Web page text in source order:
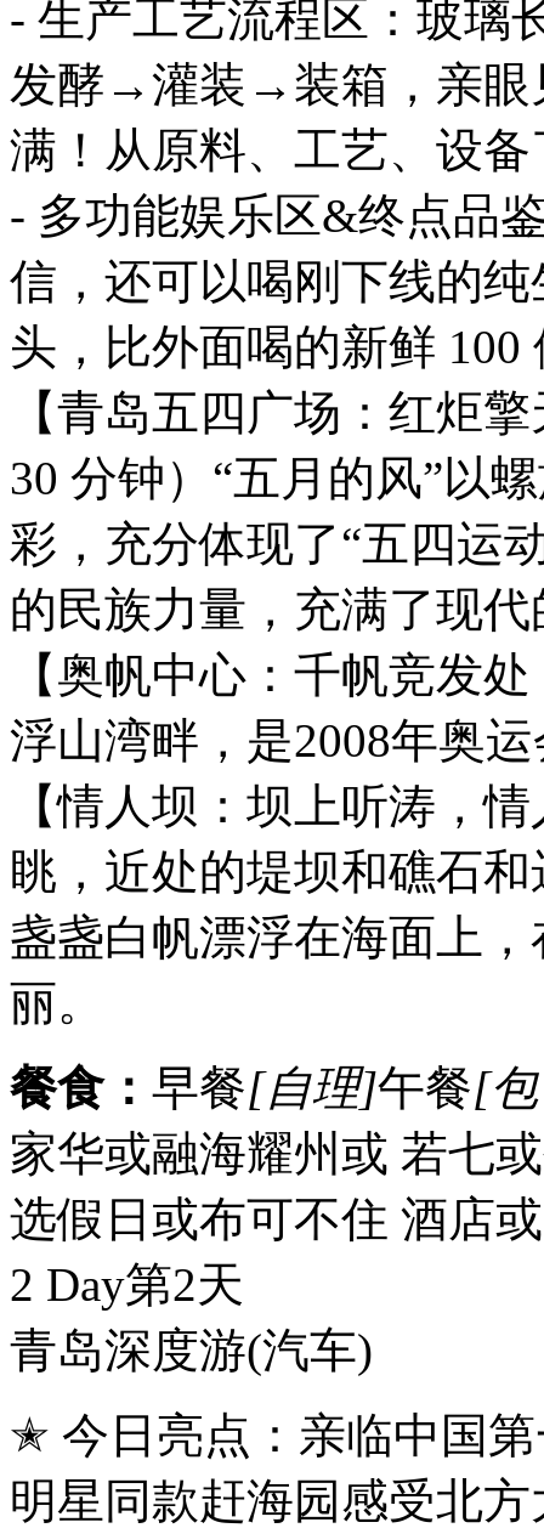
- 生产工艺流程区：玻璃
发酵→灌装→装箱，亲眼
满！从原料、工艺、设
- 多功能娱乐区&终点品
信，还可以喝刚下线的
头，比外面喝的新鲜 100
【青岛五四广场：红炬
30 分钟）“五月的风”以
彩，充分体现了“五四运
的民族力量，充满了现
【奥帆中心：千帆竞发
浮山湾畔，是2008年奥
【情人坝：坝上听涛，
眺，近处的堤坝和礁石
盏盏白帆漂浮在海面上
丽。
餐食： 早餐[自理]午餐[
家华或融海耀州或 若七
选假日或布可不住 酒店
2 Day第2天
青岛深度游(汽车)
✭ 今日亮点：亲临中国
明星同款赶海园感受北